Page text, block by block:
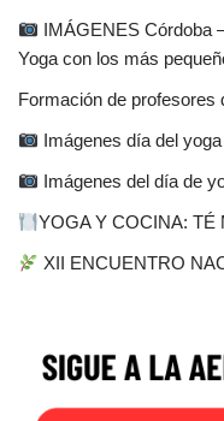
IMÁGENES Córdoba
Yoga con los más
Formación de profesores
Imágenes día del
Imágenes del día de
YOGA Y COCINA: TÉ
XII ENCUENTRO